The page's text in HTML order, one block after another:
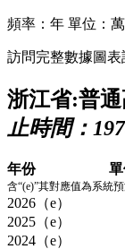
頻率：年 單位：萬
訪問完整數據圖表
浙江省:普
止時間：
年份
含“(e)”其對應值為系統
2026（e）
2025（e）
2024（e）